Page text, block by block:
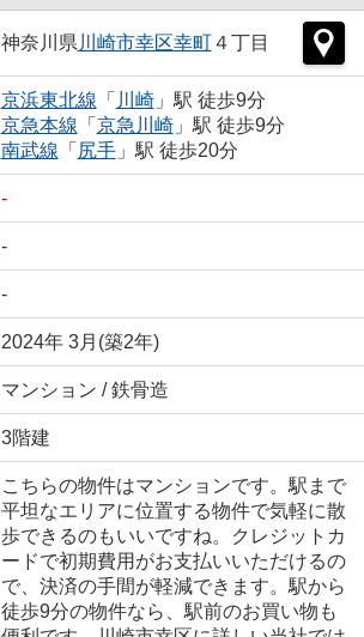
神奈川県 川崎市幸区幸町４丁目
京浜東北線 「 川崎」駅 徒歩9分
京急本線 「 京急川崎」駅 徒歩9分
南武線 「 尻手」駅 徒歩20分
-
-
-
2024年 3月(築2年)
マンション / 鉄骨造
3階建
こちらの物件はマンションです。駅まで
平坦なエリアに位置する物件で気軽に散
歩できるのもいいですね。クレジットカ
ードで初期費用がお支払いいただけるの
で、決済の手間が軽減できます。駅から
徒歩9分の物件なら、駅前のお買い物も